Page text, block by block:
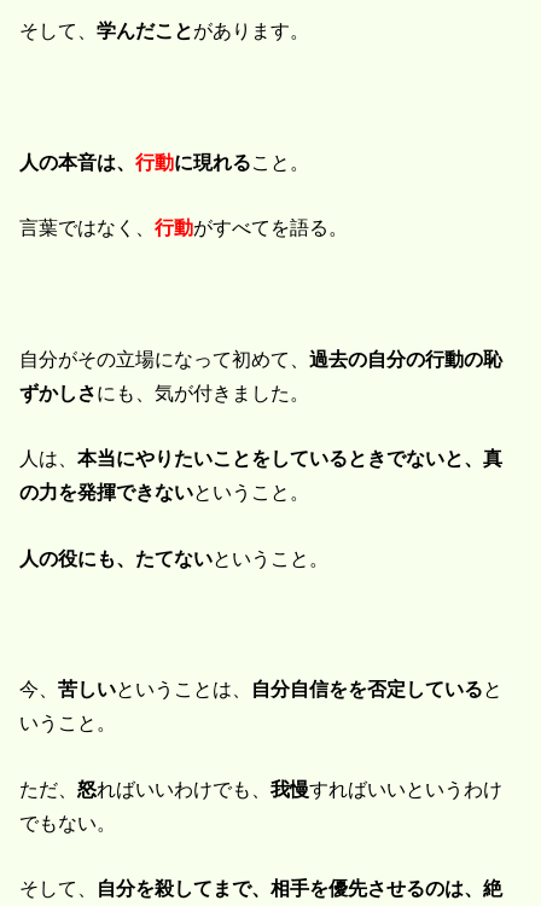
そして、学んだことがあります。
人の本音は、行動に現れること。
言葉ではなく、行動がすべてを語る。
自分がその立場になって初めて、過去の自分の行動の恥
ずかしさにも、気が付きました。
人は、本当にやりたいことをしているときでないと、真
の力を発揮できないということ。
人の役にも、たてないということ。
今、苦しいということは、 自分自信をを否定していると
いうこと。
ただ、怒ればいいわけでも、我慢すればいいというわけ
でもない。
そして、 自分を殺してまで、相手を優先させるのは、絶